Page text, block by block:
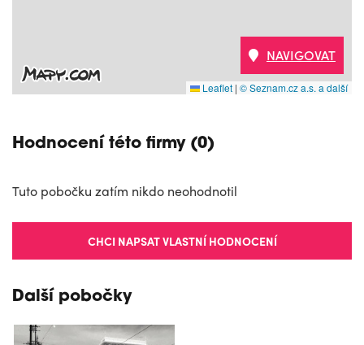
Leaflet | © Seznam.cz a.s. a další
NAVIGOVAT
Hodnocení této firmy (0)
Tuto pobočku zatím nikdo neohodnotil
CHCI NAPSAT VLASTNÍ HODNOCENÍ
Další pobočky